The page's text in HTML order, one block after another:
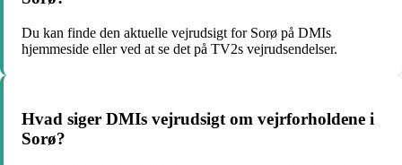
Du kan finde den aktuelle vejrudsigt for Sorø på DMIs
hjemmeside eller ved at se det på TV2s vejrudsendelser.
Hvad siger DMIs vejrudsigt om vejrforholdene i
Sorø?